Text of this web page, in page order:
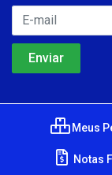
Meus
Notas